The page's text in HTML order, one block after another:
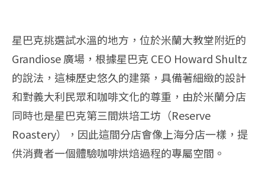
星巴克挑選試水溫的地方，位於米蘭大教堂附近的
Grandiose 廣場，根據星巴克 CEO Howard Shultz
的說法，這棟歷史悠久的建築，具備著細緻的設計
和對義大利民眾和咖啡文化的尊重，由於米蘭分店
同時也是星巴克第三間烘培工坊（Reserve
Roastery），因此這間分店會像上海分店一樣，提
供消費者一個體驗咖啡烘焙過程的專屬空間。